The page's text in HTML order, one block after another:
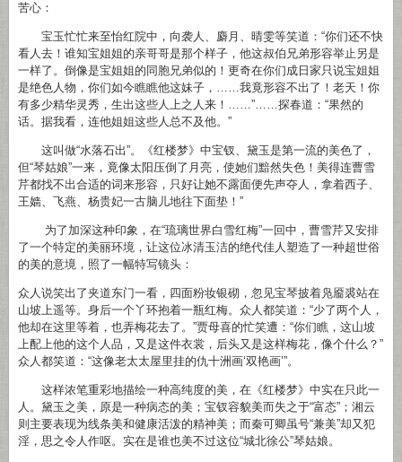
苦心：
宝玉忙忙来至怡红院中，向袭人、麝月、晴雯等笑道：“你们还不快
看人去！谁知宝姐姐的亲哥哥是那个样子，他这叔伯兄弟形容举止另是
一样了。倒像是宝姐姐的同胞兄弟似的！更奇在你们成日家只说宝姐姐
是绝色人物，你们如今瞧瞧他这妹子，……我竟形容不出了！老天！你
有多少精华灵秀，生出这些人上之人来！……”……探春道：“果然的
话。据我看，连他姐姐这些人总不及他。”
这叫做“水落石出”。《红楼梦》中宝钗、黛玉是第一流的美色了，
但“琴姑娘”一来，竟像太阳压倒了月亮，使她们黯然失色！美得连曹雪
芹都找不出合适的词来形容，只好让她不露面便先声夺人，拿着西子、
王嫱、飞燕、杨贵妃一古脑儿地往下面垫！”
为了加深这种印象，在“琉璃世界白雪红梅”一回中，曹雪芹又安排
了一个特定的美丽环境，让这位冰清玉洁的绝代佳人塑造了一种超世俗
的美的意境，照了一幅特写镜头：
众人说笑出了夹道东门一看，四面粉妆银砌，忽见宝琴披着凫靥裘站在
山坡上遥等。身后一个丫环抱着一瓶红梅。众人都笑道：“少了两个人，
他却在这里等着，也弄梅花去了。”贾母喜的忙笑遭：“你们瞧，这山坡
上配上他的这个人品，又是这件衣裳，后头又是这样梅花，像个什么？”
众人都笑道：“这像老太太屋里挂的仇十洲画‘双艳画’”。
这样浓笔重彩地描绘一种高纯度的美，在《红楼梦》中实在只此一
人。黛玉之美，原是一种病态的美；宝钗容貌美而失之于“富态”；湘云
则主要表现为线条美和健康活泼的精神美；而秦可卿虽号“兼美”却又犯
淫，思之令人作呕。实在是谁也美不过这位“城北徐公”琴姑娘。